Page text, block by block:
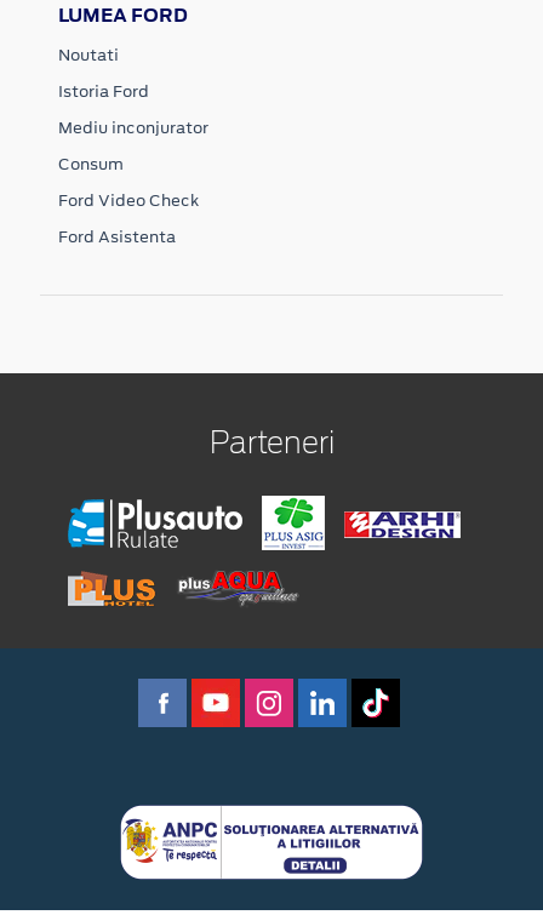
LUMEA FORD
Noutati
Istoria Ford
Mediu inconjurator
Consum
Ford Video Check
Ford Asistenta
Parteneri